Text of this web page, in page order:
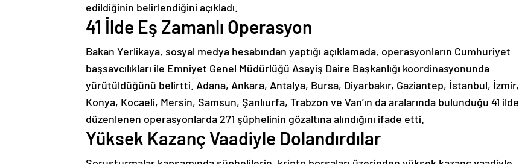
edildiğinin belirlendiğini açıkladı.
41 İlde Eş Zamanlı Operasyon
Bakan Yerlikaya, sosyal medya hesabından yaptığı açıklamada, operasyonların Cumhuriyet
başsavcılıkları ile Emniyet Genel Müdürlüğü Asayiş Daire Başkanlığı koordinasyonunda
yürütüldüğünü belirtti. Adana, Ankara, Antalya, Bursa, Diyarbakır, Gaziantep, İstanbul, İzmir,
Konya, Kocaeli, Mersin, Samsun, Şanlıurfa, Trabzon ve Van’ın da aralarında bulunduğu 41 ilde
düzenlenen operasyonlarda 271 şüphelinin gözaltına alındığını ifade etti.
Yüksek Kazanç Vaadiyle Dolandırdılar